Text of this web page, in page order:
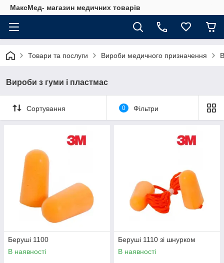
МаксМед- магазин медичних товарів
Товари та послуги Вироби медичного призначення
Вироби з гуми і пластмас
Сортування 0 Фільтри
Беруші 1100
В наявності
Беруші 1110 зі шнурком
В наявності